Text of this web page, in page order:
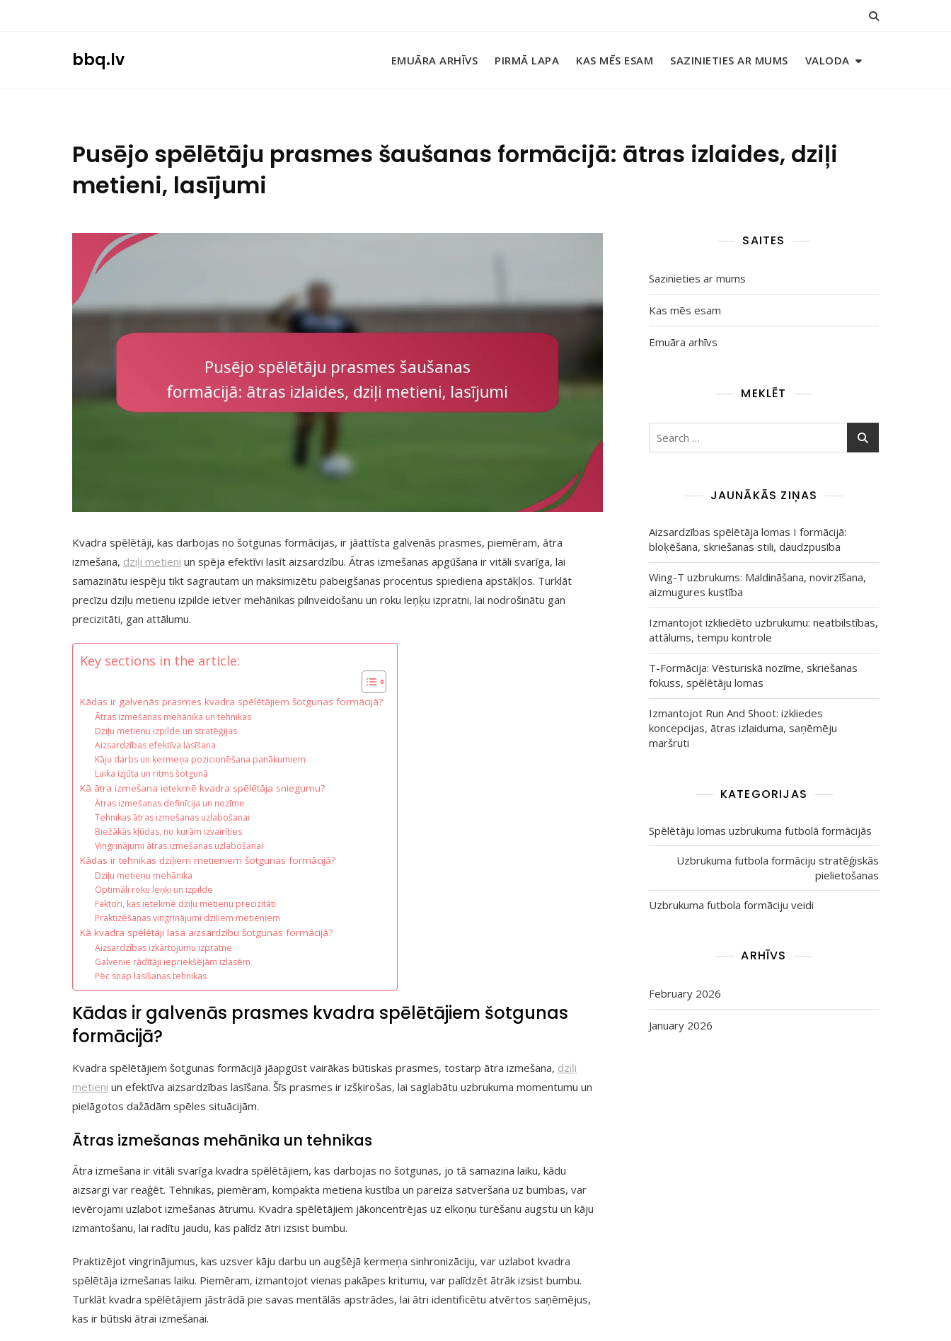
bbq.lv EMUĀRA ARHĪVS PIRMĀ LAPA KAS MĒS ESAM SAZINIETIES AR MUMS VALODA
Pusējo spēlētāju prasmes šaušanas formācijā: ātras izlaides, dziļi
metieni, lasījumi
Kvadra spēlētāji, kas darbojas no šotgunas formācijas, ir jāattīsta galvenās prasmes, piemēram, ātra
izmešana, dziļi metieni un spēja efektīvi lasīt aizsardzību. Ātras izmešanas apgūšana ir vitāli svarīga, lai
samazinātu iespēju tikt sagrautam un maksimizētu pabeigšanas procentus spiediena apstākļos. Turklāt
precīzu dziļu metienu izpilde ietver mehānikas pilnveidošanu un roku leņķu izpratni, lai nodrošinātu gan
precizitāti, gan attālumu.
Key sections in the article:
Kādas ir galvenās prasmes kvadra spēlētājiem šotgunas formācijā?
Ātras izmešanas mehānika un tehnikas
Dziļu metienu izpilde un stratēģijas
Aizsardzības efektīva lasīšana
Kāju darbs un ķermeņa pozicionēšana panākumiem
Laika izjūta un ritms šotgunā
Kā ātra izmešana ietekmē kvadra spēlētāja sniegumu?
Ātras izmešanas definīcija un nozīme
Tehnikas ātras izmešanas uzlabošanai
Biežākās kļūdas, no kurām izvairīties
Vingrinājumi ātras izmešanas uzlabošanai
Kādas ir tehnikas dziļiem metieniem šotgunas formācijā?
Dziļu metienu mehānika
Optimāli roku leņķi un izpilde
Faktori, kas ietekmē dziļu metienu precizitāti
Praktizēšanas vingrinājumi dziļiem metieniem
Kā kvadra spēlētāji lasa aizsardzību šotgunas formācijā?
Aizsardzības izkārtojumu izpratne
Galvenie rādītāji iepriekšējām izlasēm
Pēc snap lasīšanas tehnikas
Kādas ir galvenās prasmes kvadra spēlētājiem šotgunas
formācijā?
Kvadra spēlētājiem šotgunas formācijā jāapgūst vairākas būtiskas prasmes, tostarp ātra izmešana, dziļi
metieni un efektīva aizsardzības lasīšana. Šīs prasmes ir izšķirošas, lai saglabātu uzbrukuma momentumu un
pielāgotos dažādām spēles situācijām.
Ātras izmešanas mehānika un tehnikas
Ātra izmešana ir vitāli svarīga kvadra spēlētājiem, kas darbojas no šotgunas, jo tā samazina laiku, kādu
aizsargi var reaģēt. Tehnikas, piemēram, kompakta metiena kustība un pareiza satveršana uz bumbas, var
ievērojami uzlabot izmešanas ātrumu. Kvadra spēlētājiem jākoncentrējas uz elkoņu turēšanu augstu un kāju
izmantošanu, lai radītu jaudu, kas palīdz ātri izsist bumbu.
Praktizējot vingrinājumus, kas uzsver kāju darbu un augšējā ķermeņa sinhronizāciju, var uzlabot kvadra
spēlētāja izmešanas laiku. Piemēram, izmantojot vienas pakāpes kritumu, var palīdzēt ātrāk izsist bumbu.
Turklāt kvadra spēlētājiem jāstrādā pie savas mentālās apstrādes, lai ātri identificētu atvērtos saņēmējus,
kas ir būtiski ātrai izmešanai.
SAITES
Sazinieties ar mums
Kas mēs esam
Emuāra arhīvs
MEKLĒT
Search
JAUNĀKĀS ZIŅAS
Aizsardzības spēlētāja lomas I formācijā:
bloķēšana, skriešanas stili, daudzpusība
Wing-T uzbrukums: Maldināšana, novirzīšana,
aizmugures kustība
Izmantojot izkliedēto uzbrukumu: neatbilstības,
attālums, tempu kontrole
T-Formācija: Vēsturiskā nozīme, skriešanas
fokuss, spēlētāju lomas
Izmantojot Run And Shoot: izkliedes
koncepcijas, ātras izlaiduma, saņēmēju
maršruti
KATEGORIJAS
Spēlētāju lomas uzbrukuma futbolā formācijās
Uzbrukuma futbola formāciju stratēģiskās
pielietošanas
Uzbrukuma futbola formāciju veidi
ARHĪVS
February 2026
January 2026